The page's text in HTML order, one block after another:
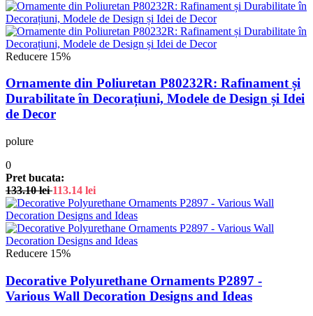
Reducere 15%
Ornamente din Poliuretan P80232R: Rafinament și
Durabilitate în Decorațiuni, Modele de Design și Idei
de Decor
polure
0
Pret bucata:
133.10lei 113.14 lei
Reducere 15%
Decorative Polyurethane Ornaments P2897 -
Various Wall Decoration Designs and Ideas